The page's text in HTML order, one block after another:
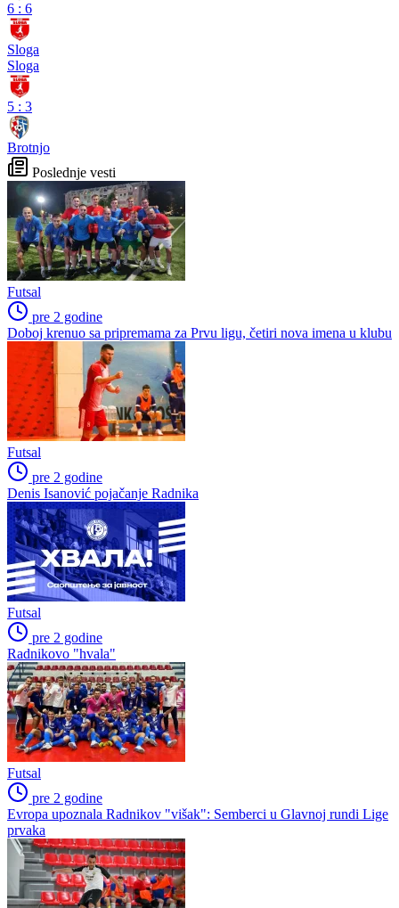
6 : 6
Sloga
Sloga
5 : 3
Brotnjo
Poslednje vesti
Futsal
pre 2 godine
Doboj krenuo sa pripremama za Prvu ligu, četiri nova imena u klubu
Futsal
pre 2 godine
Denis Isanović pojačanje Radnika
Futsal
pre 2 godine
Radnikovo "hvala"
Futsal
pre 2 godine
Evropa upoznala Radnikov "višak": Semberci u Glavnoj rundi Lige
prvaka